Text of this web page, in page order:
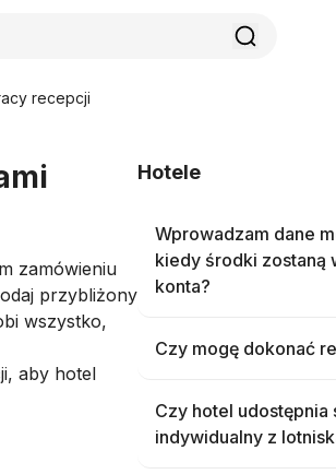
recepcji
zamówieniu
przybliżony
wszystko,
aby hotel
Hotele
Wprowadzam dane
kiedy środki zostaną
konta?
Czy mogę dokonać
Czy hotel
indywidualny z